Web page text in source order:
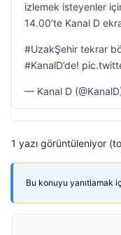
izlemek isteyenler
14.00’te Kanal D
#UzakŞehir tekrar
#KanalD’de!
— Kanal D
1 yazı görüntüleniyor
Bu konuyu yanıtlamak